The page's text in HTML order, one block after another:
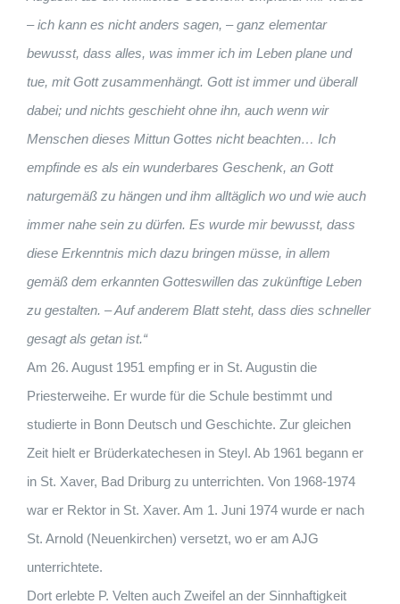
– ich kann es nicht anders sagen, – ganz elementar
bewusst, dass alles, was immer ich im Leben plane und
tue, mit Gott zusammenhängt. Gott ist immer und überall
dabei; und nichts geschieht ohne ihn, auch wenn wir
Menschen dieses Mittun Gottes nicht beachten… Ich
empfinde es als ein wunderbares Geschenk, an Gott
naturgemäß zu hängen und ihm alltäglich wo und wie auch
immer nahe sein zu dürfen. Es wurde mir bewusst, dass
diese Erkenntnis mich dazu bringen müsse, in allem
gemäß dem erkannten Gotteswillen das zukünftige Leben
zu gestalten. – Aufanderem Blatt steht, dass dies schneller
gesagt als getan ist.“
Am 26. August 1951 empfing er in St. Augustin die
Priesterweihe. Er wurde für die Schule bestimmt und
studierte in Bonn Deutsch und Geschichte. Zur gleichen
Zeit hielt er Brüderkatechesen in Steyl. Ab 1961 begann er
in St. Xaver, Bad Driburg zu unterrichten. Von 1968-1974
war er Rektor in St. Xaver. Am 1. Juni 1974 wurde er nach
St. Arnold (Neuenkirchen) versetzt, wo er am AJG
unterrichtete.
Dort erlebte P. Velten auch Zweifel an der Sinnhaftigkeit